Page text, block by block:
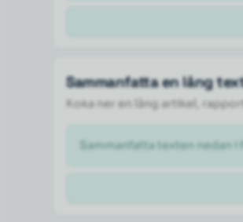
Sammanfatta en lång
Koka ner en lång artikel,
Sammanfatta texten nedan